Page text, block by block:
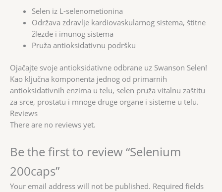
Selen iz L-selenometionina
Održava zdravlje kardiovaskularnog sistema, štitne
žlezde i imunog sistema
Pruža antioksidativnu podršku
Ojačajte svoje antioksidativne odbrane uz Swanson Selen!
Kao ključna komponenta jednog od primarnih
antioksidativnih enzima u telu, selen pruža vitalnu zaštitu
za srce, prostatu i mnoge druge organe i sisteme u telu.
Reviews
There are no reviews yet.
Be the first to review “Selenium
200caps”
Your email address will not be published. Required fields